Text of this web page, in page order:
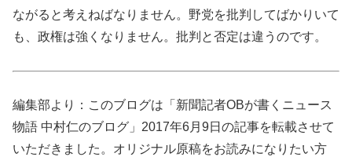
ながると考えねばなりません。野党を批判してばかりいて
も、政権は強くなりません。批判と否定は違うのです。
編集部より：このブログは「新聞記者OBが書くニュース
物語 中村仁のブログ」2017年6月9日の記事を転載させて
いただきました。オリジナル原稿をお読みになりたい方